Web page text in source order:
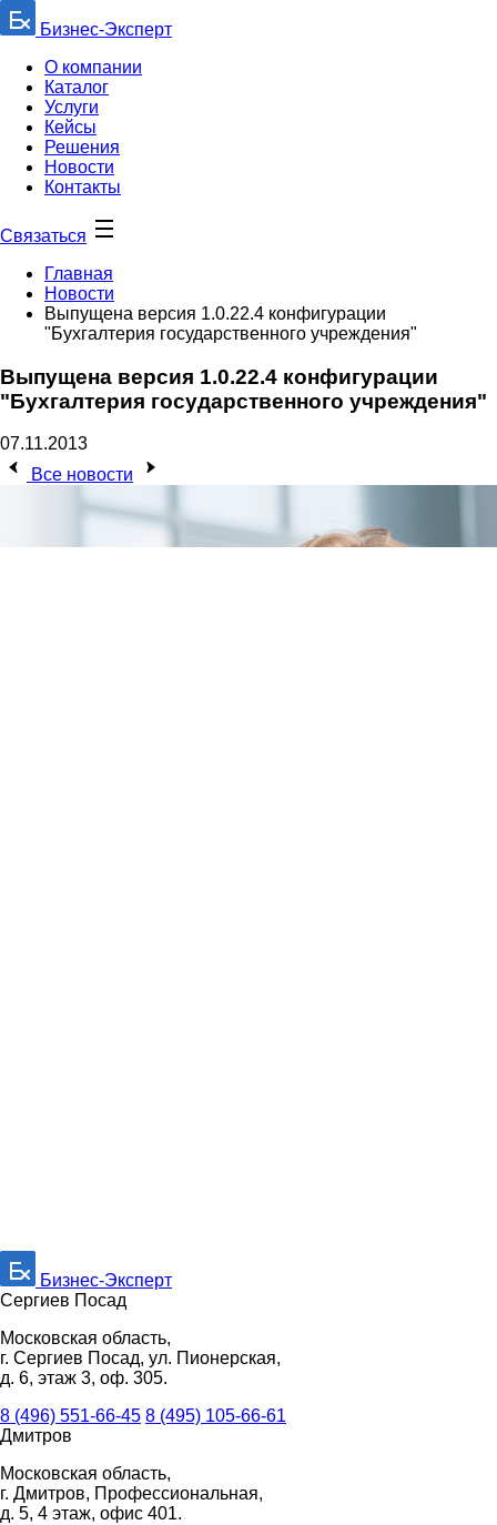
Бизнес-Эксперт
О компании
Каталог
Услуги
Кейсы
Решения
Новости
Контакты
Связаться
Главная
Новости
Выпущена версия 1.0.22.4 конфигурации
"Бухгалтерия государственного учреждения"
Выпущена версия 1.0.22.4 конфигурации
"Бухгалтерия государственного учреждения"
07.11.2013
Все новости
Бизнес-Эксперт
Сергиев Посад
Московская область,
г. Сергиев Посад, ул. Пионерская,
д. 6, этаж 3, оф. 305.
8 (496) 551-66-45 8 (495) 105-66-61
Дмитров
Московская область,
г. Дмитров, Профессиональная,
д. 5, 4 этаж, офис 401.